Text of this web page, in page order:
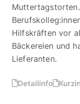
Hilfskräften vor
Bäckereien und
Lieferanten.
Detailinfo